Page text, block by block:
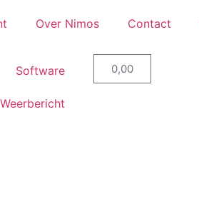
Over Nimos Contact
Software
Weerbericht
0,00